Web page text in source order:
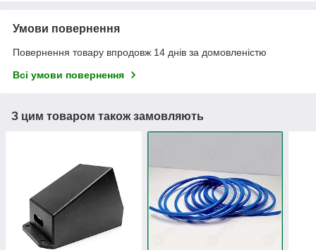
Умови повернення
Повернення товару впродовж 14 днів за домовленістю
Всі умови повернення
З цим товаром також замовляють